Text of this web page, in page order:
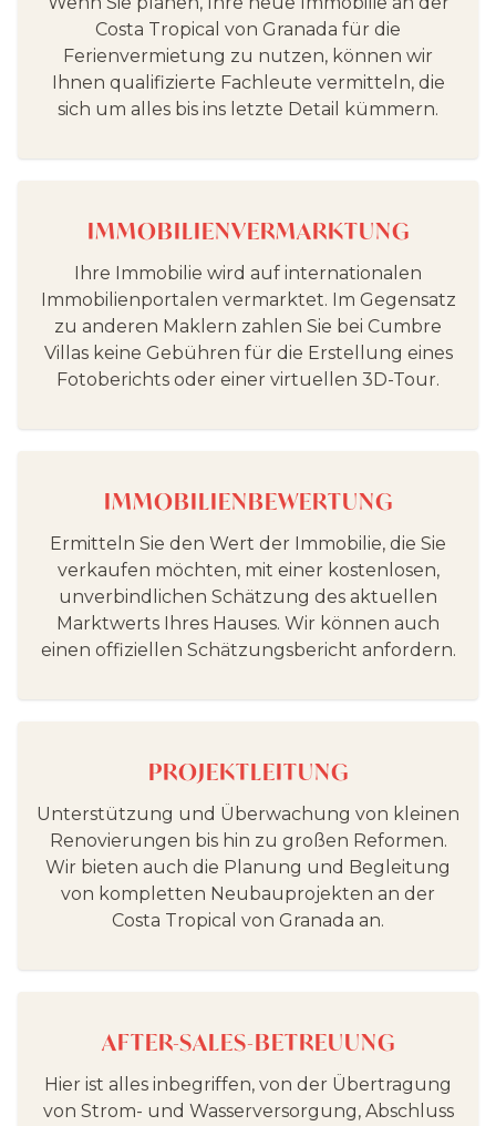
Costa Tropical von Granada für die
Ferienvermietung zu nutzen, können wir
Ihnen qualifizierte Fachleute vermitteln, die
sich um alles bis ins letzte Detail kümmern.
IMMOBILIENVERMARKTUNG
Ihre Immobilie wird auf internationalen
Immobilienportalen vermarktet. Im Gegensatz
zu anderen Maklern zahlen Sie bei Cumbre
Villas keine Gebühren für die Erstellung eines
Fotoberichts oder einer virtuellen 3D-Tour.
IMMOBILIENBEWERTUNG
Ermitteln Sie den Wert der Immobilie, die Sie
verkaufen möchten, mit einer kostenlosen,
unverbindlichen Schätzung des aktuellen
Marktwerts Ihres Hauses. Wir können auch
einen offiziellen Schätzungsbericht anfordern.
PROJEKTLEITUNG
Unterstützung und Überwachung von kleinen
Renovierungen bis hin zu großen Reformen.
Wir bieten auch die Planung und Begleitung
von kompletten Neubauprojekten an der
Costa Tropical von Granada an.
AFTER-SALES-BETREUUNG
Hier ist alles inbegriffen, von der Übertragung
von Strom- und Wasserversorgung, Abschluss